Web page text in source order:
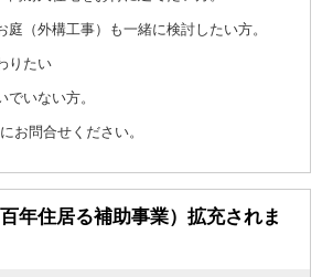
（外構工事）も一緒に検討したい方。
りたい
いない方。
お問合せください。
年住居る補助事業）拡充されま